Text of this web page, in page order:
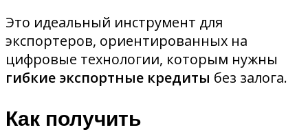
Это идеальный инструмент для
экспортеров, ориентированных на
цифровые технологии, которым нужны
гибкие экспортные кредиты без залога.
Как получить